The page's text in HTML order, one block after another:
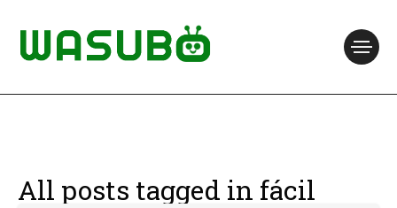
All posts tagged in fácil